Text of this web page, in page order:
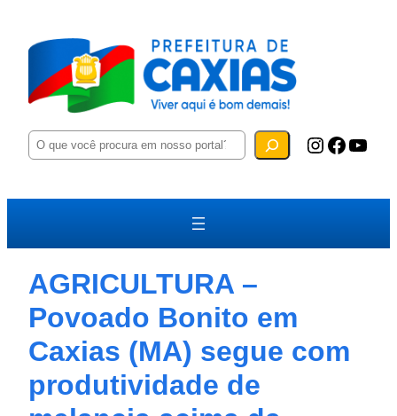
P
e
u
a
Instagram Facebook YouTube
AGRICULTURA –
Povoado Bonito em
Caxias (MA) segue com
produtividade de